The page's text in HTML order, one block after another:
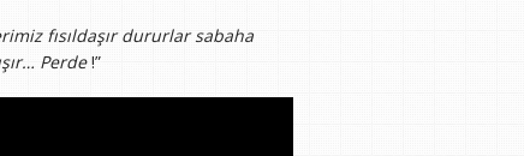
fısıldaşır dururlar sabaha
Perde!”